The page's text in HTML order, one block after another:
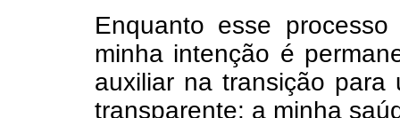
Enquanto esse
minha intenção é
auxiliar na transição
transparente: a minha